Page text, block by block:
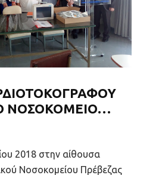
ΝΟΣΟΚΟΜΕΙΟ
2018 στην αίθουσα
Νοσοκομείου Πρέβεζας